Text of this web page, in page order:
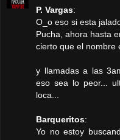
P. Vargas:
O_o eso si esta
Pucha, ahora hasta
cierto que el nombre
y llamadas a las
eso sea lo peor...
loca...
Barqueritos:
Yo no estoy